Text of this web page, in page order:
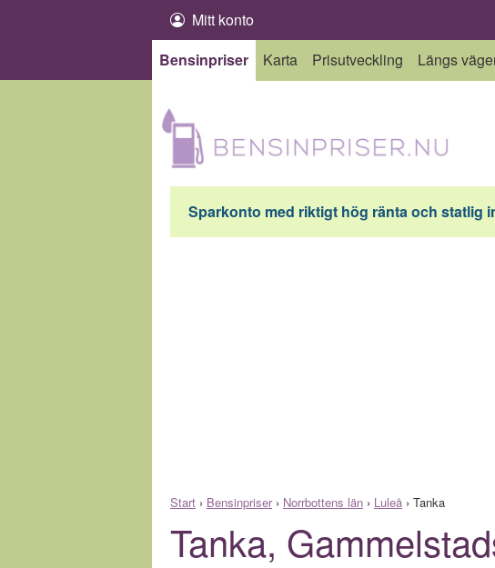
Mitt konto
Bensinpriser
Karta Prisutveckling Längs
Sparkonto med riktigt hög ränta och statlig
Start › Bensinpriser› Norrbottens län › Luleå › Tanka
Tanka,